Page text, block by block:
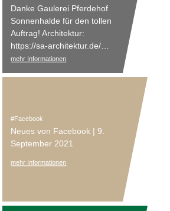
Danke Gaulerei Pferdehof
Sonnenhalde für den tollen
Auftrag! Architektur:
https://sa-architektur.de/
Bilder ©: https://nezzform.de/
mehr Informationen
Facebook
Neues von Facebook | 9.
September 2021
mehr Informationen